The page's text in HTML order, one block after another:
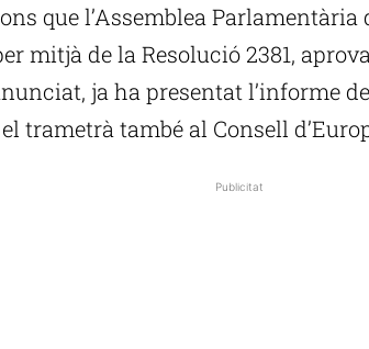
que l’Assemblea Parlamentària
mitjà de la Resolució 2381,
ja ha presentat l’informe
trametrà també al Consell
Publicitat